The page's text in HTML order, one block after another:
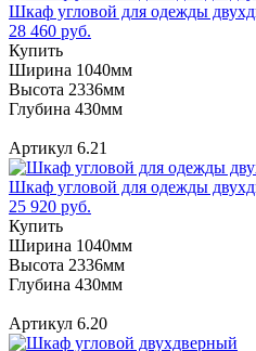
Шкаф угловой для одежды
28 460 руб.
Купить
Ширина 1040мм
Высота 2336мм
Глубина 430мм
Артикул 6.21
Шкаф угловой для одежды
25 920 руб.
Купить
Ширина 1040мм
Высота 2336мм
Глубина 430мм
Артикул 6.20